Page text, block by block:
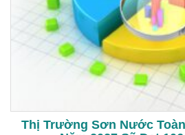
Thị Trường Sơn Nước